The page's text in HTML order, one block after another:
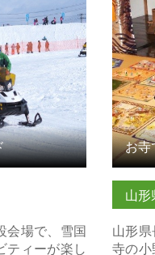
会場で、雪国
ティーが楽し
山形
山形
寺の
お寺